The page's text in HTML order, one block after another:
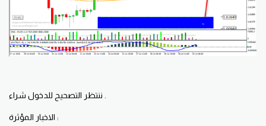
ننتظر التصحيح للدخول شراء .
الاخبار المؤثرة :